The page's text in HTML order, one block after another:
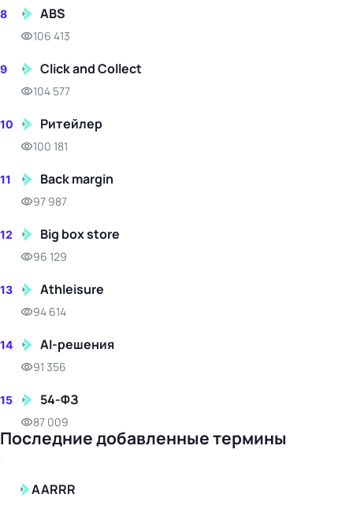
8 ABS
106 413
9 Click and Collect
104 577
10 Ритейлер
100 181
11 Back margin
97 987
12 Big box store
96 129
13 Athleisure
94 614
14 AI-решения
91 356
15 54-ФЗ
87 009
Последние добавленные термины
AARRR